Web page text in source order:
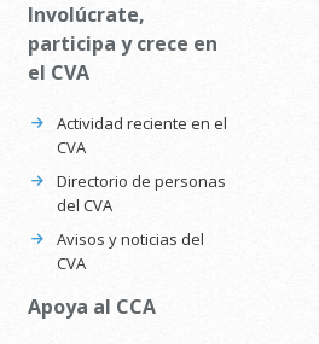
Involúcrate,
participa y crece en
el CVA
Actividad reciente en el
CVA
Directorio de personas
del CVA
Avisos y noticias del
CVA
Apoya al CCA